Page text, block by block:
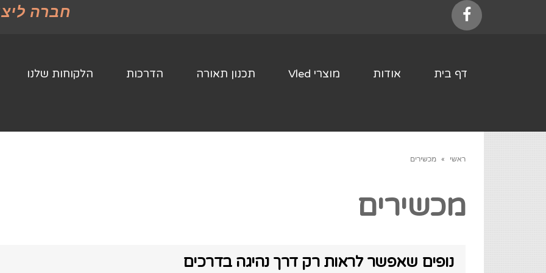
חברה
דף בית אודות מוצרי Vled תכנון תאורה הדרכות הלקוחות שלנו
ראשי » מכשירים
מכשירים
נופים שאפשר לראות רק דרך נהיגה בדרכים